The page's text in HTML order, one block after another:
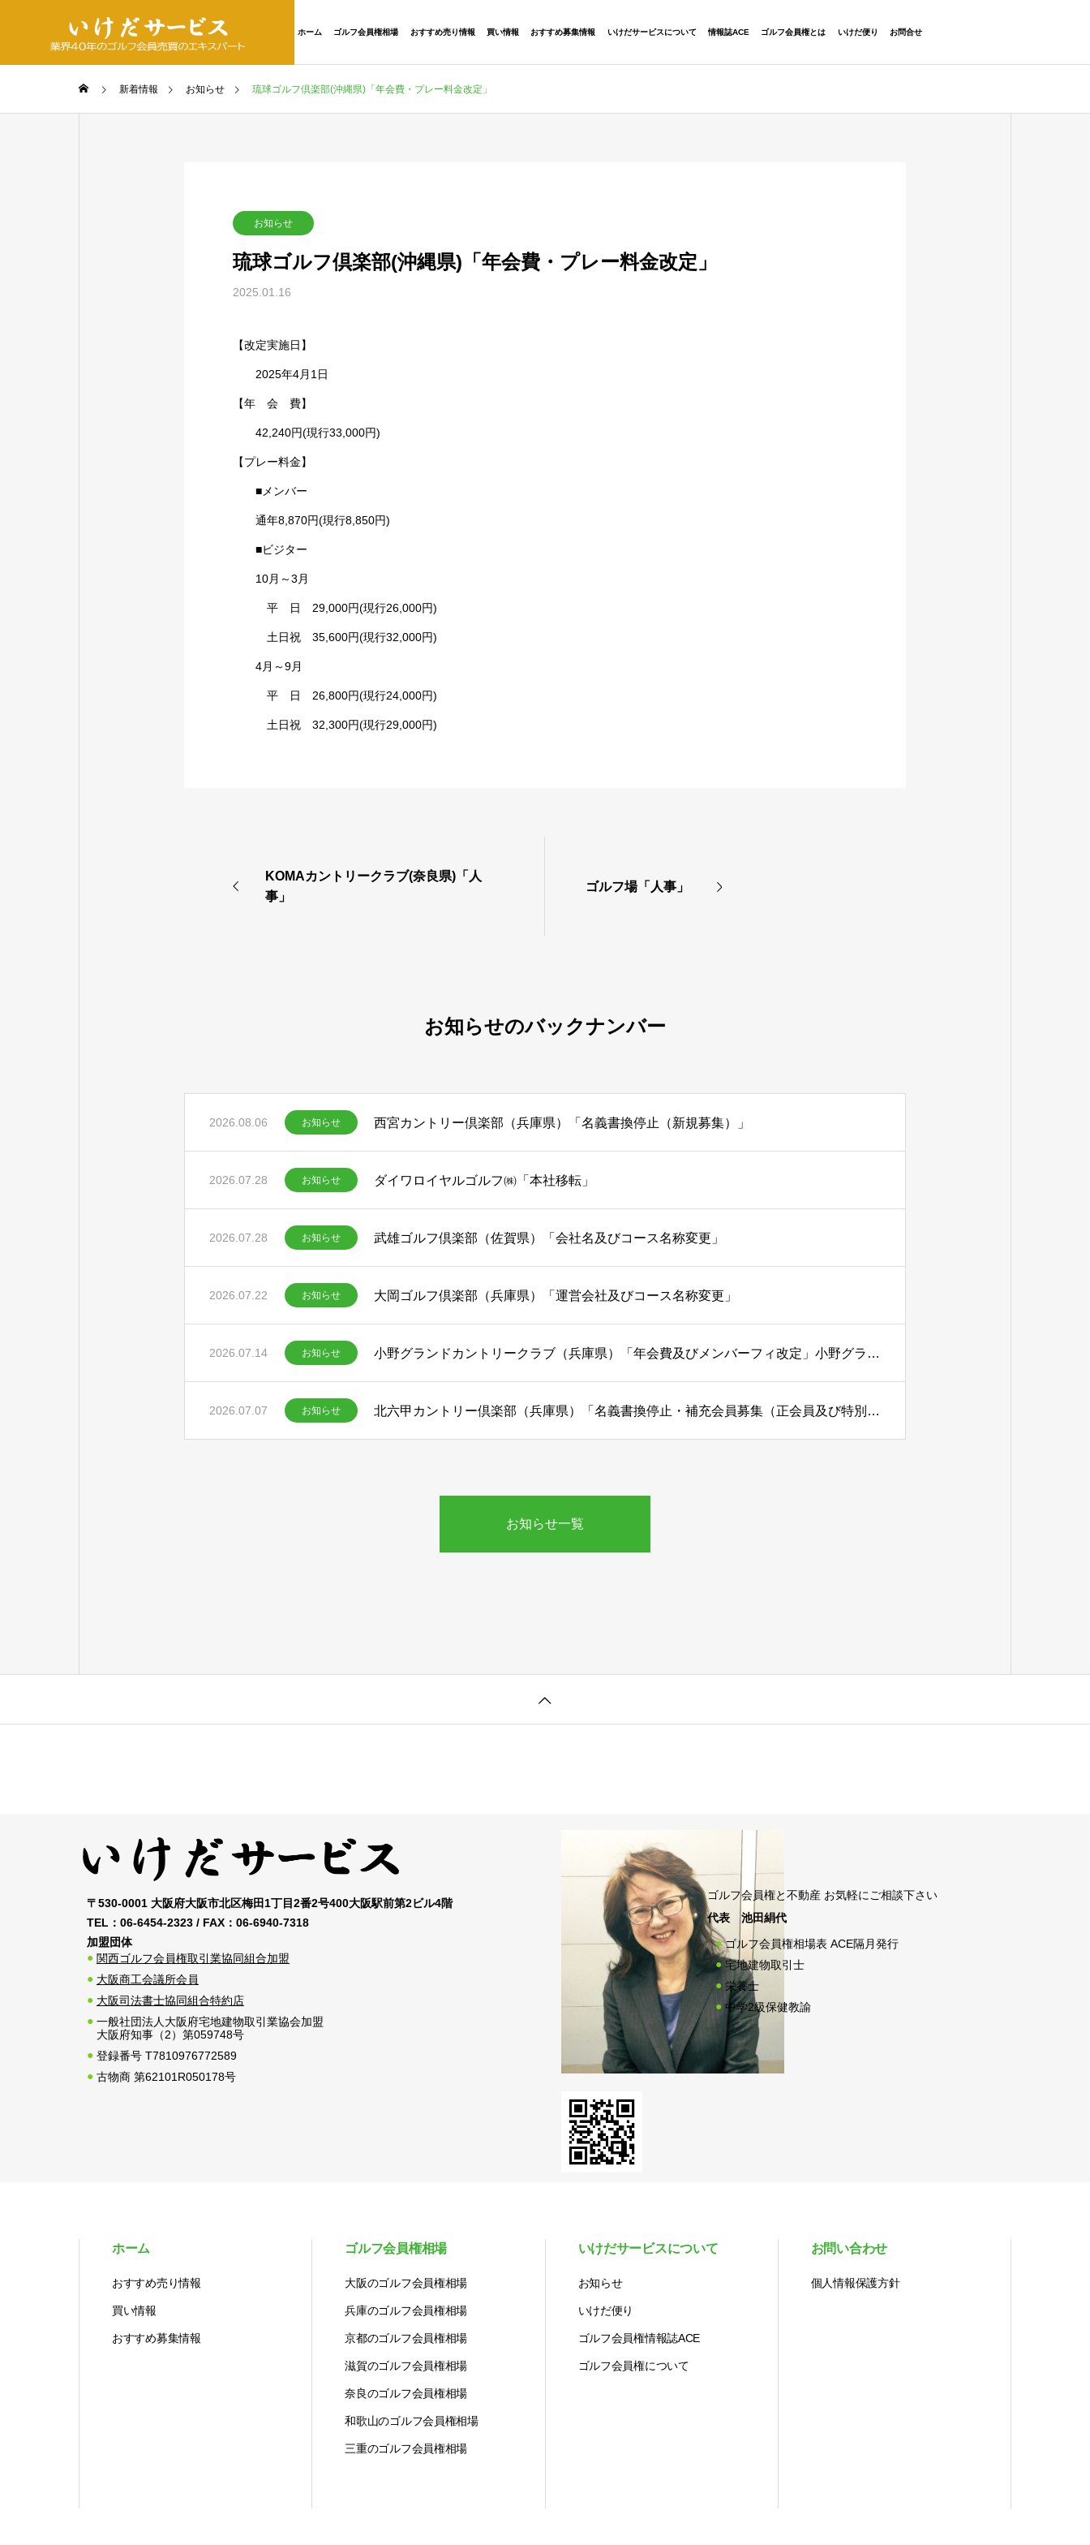
ホーム ゴルフ会員権相場 おすすめ売り情報 買い情報 おすすめ募集情報 いけだサービスについて 情報誌ACE ゴルフ会員権とは いけだ便り お問合せ
新着情報 お知らせ 琉球ゴルフ倶楽部(沖縄県)「年会費・プレー料金改定」
お知らせ
琉球ゴルフ倶楽部(沖縄県)「年会費・プレー料金改定」
2025.01.16
【改定実施日】
2025年4月1日
【年 会 費】
42,240円(現行33,000円)
【プレー料金】
■メンバー
通年8,870円(現行8,850円)
■ビジター
10月～3月
平 日 29,000円(現行26,000円)
土日祝 35,600円(現行32,000円)
4月～9月
平 日 26,800円(現行24,000円)
土日祝 32,300円(現行29,000円)
KOMAカントリークラブ(奈良県)「人
事」
ゴルフ場「人事」
お知らせのバックナンバー
2026.08.06 お知らせ 西宮カントリー倶楽部（兵庫県）「名義書換停止（新規募集）」
2026.07.28 お知らせ ダイワロイヤルゴルフ㈱「本社移転」
2026.07.28 お知らせ 武雄ゴルフ倶楽部（佐賀県）「会社名及びコース名称変更」
2026.07.22 お知らせ 大岡ゴルフ倶楽部（兵庫県）「運営会社及びコース名称変更」
2026.07.14 お知らせ 小野グランドカントリークラブ（兵庫県）「年会費及びメンバーフィ改定」小野グランドカントリークラブ（兵庫県）「年会費及びメンバーフィ改定」
2026.07.07 お知らせ 北六甲カントリー倶楽部（兵庫県）「名義書換停止・補充会員募集（正会員及び特別平日会員）」
お知らせ一覧
〒530-0001 大阪府大阪市北区梅田1丁目2番2号400大阪駅前第2ビル4階
TEL： 06-6454-2323 / FAX： 06-6940-7318
加盟団体
関西ゴルフ会員権取引業協同組合加盟
大阪商工会議所会員
大阪司法書士協同組合特約店
一般社団法人大阪府宅地建物取引業協会加盟
大阪府知事（2）第059748号
登録番号 T7810976772589
古物商 第62101R050178号
ゴルフ会員権と不動産 お気軽にご相談下さい
代表 池田絹代
ゴルフ会員権相場表 ACE隔月発行
宅地建物取引士
栄養士
中学2級保健教諭
ホーム
おすすめ売り情報
買い情報
おすすめ募集情報
ゴルフ会員権相場
大阪のゴルフ会員権相場
兵庫のゴルフ会員権相場
京都のゴルフ会員権相場
滋賀のゴルフ会員権相場
奈良のゴルフ会員権相場
和歌山のゴルフ会員権相場
三重のゴルフ会員権相場
いけだサービスについて
お知らせ
いけだ便り
ゴルフ会員権情報誌ACE
ゴルフ会員権について
お問い合わせ
個人情報保護方針